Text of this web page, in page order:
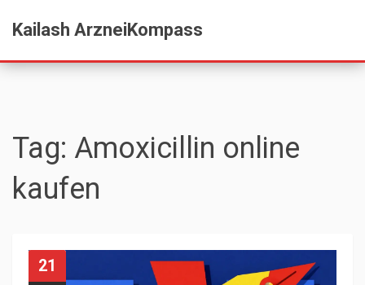
Kailash ArzneiKompass
Tag: Amoxicillin online
kaufen
21